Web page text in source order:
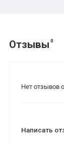
Отзывы 0
Нет отзывов
Написать